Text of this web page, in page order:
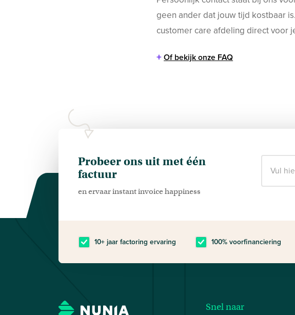
geen ander dat jouw tijd kostbaar
customer care afdeling direct voor
+Of bekijk onze FAQ
Probeer ons uit met één
factuur
en ervaar instant invoice happiness
10+ jaar factoring ervaring 100% voorfinanciering
Snel naar